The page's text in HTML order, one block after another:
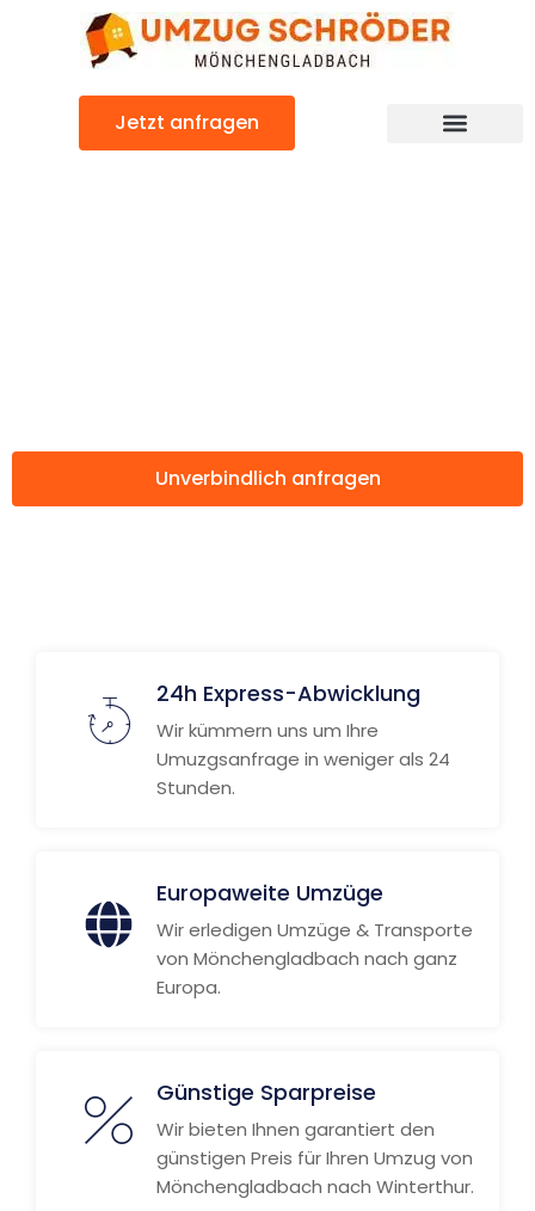
Jetzt anfragen
Unverbindlich anfragen
24h Express-Abwicklung
Wir kümmern uns um Ihre
Umuzgsanfrage in weniger als 24
Stunden.
Europaweite Umzüge
Wir erledigen Umzüge & Transporte
von Mönchengladbach nach ganz
Europa.
Günstige Sparpreise
Wir bieten Ihnen garantiert den
günstigen Preis für Ihren Umzug von
Mönchengladbach nach Winterthur.